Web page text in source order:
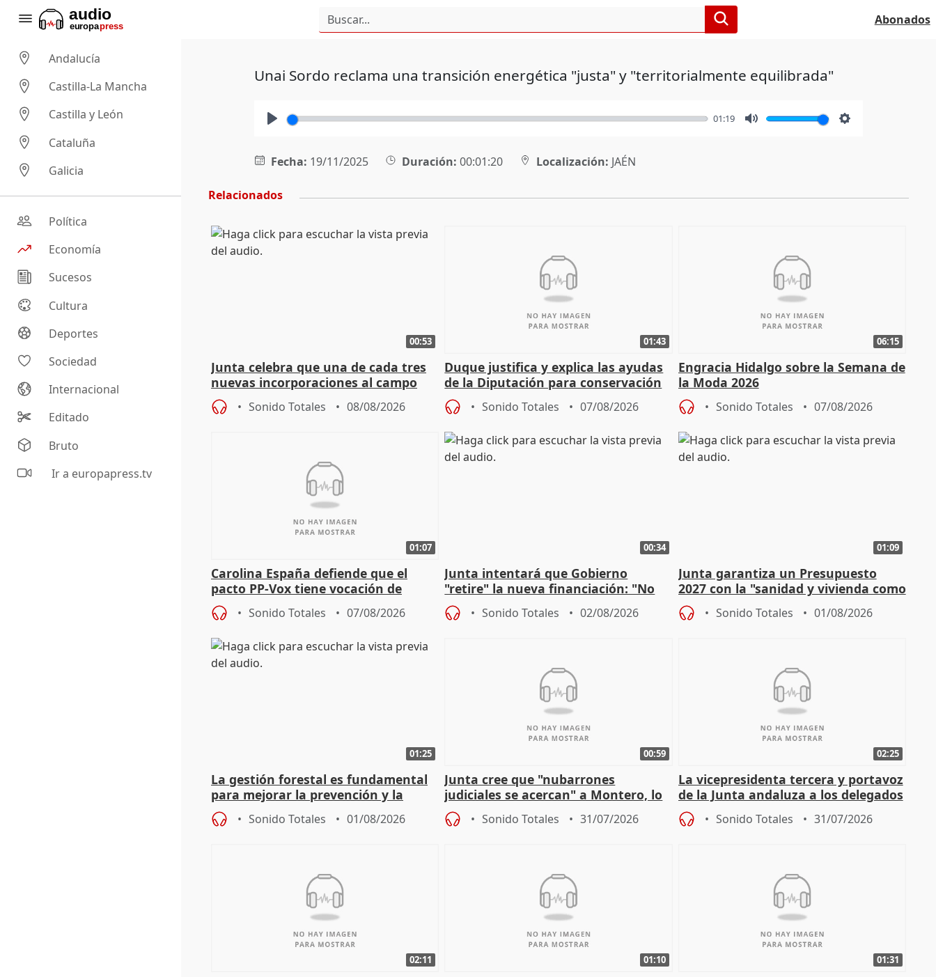
Abonados
Andalucía
Castilla-La Mancha
Castilla y León
Cataluña
Galicia
Política
Economía
Sucesos
Cultura
Deportes
Sociedad
Internacional
Editado
Bruto
Ir a europapress.tv
Unai Sordo reclama una transición energética "justa" y "territorialmente equilibrada"
01:19
Fecha: 19/11/2025 Duración: 00:01:20 Localización: JAÉN
Relacionados
00:53
Junta celebra que una de cada tres
nuevas incorporaciones al campo
andaluz son mujeres jóvenes
Sonido Totales 08/08/2026
01:43
Duque justifica y explica las ayudas
de la Diputación para conservación
del patrimonio
Sonido Totales 07/08/2026
06:15
Engracia Hidalgo sobre la Semana de
la Moda 2026
Sonido Totales 07/08/2026
01:07
Carolina España defiende que el
pacto PP-Vox tiene vocación de
"durar toda la legislatura"
Sonido Totales 07/08/2026
00:34
Junta intentará que Gobierno
"retire" la nueva financiación: "No
puede ser saqueo a las arcas"
Sonido Totales 02/08/2026
01:09
Junta garantiza un Presupuesto
2027 con la "sanidad y vivienda como
prioridades"
Sonido Totales 01/08/2026
01:25
La gestión forestal es fundamental
para mejorar la prevención y la
actuación frente a incendios
Sonido Totales 01/08/2026
00:59
Junta cree que "nubarrones
judiciales se acercan" a Montero, lo
que la lleva a estar en el "ruido pe
Sonido Totales 31/07/2026
02:25
La vicepresidenta tercera y portavoz
de la Junta andaluza a los delegados
territoriales en Málaga
Sonido Totales 31/07/2026
02:11 01:10 01:31